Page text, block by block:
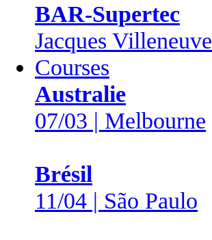
BAR-Supertec
Jacques Villeneuve
Courses
Australie
07/03 | Melbourne
Brésil
11/04 | São Paulo